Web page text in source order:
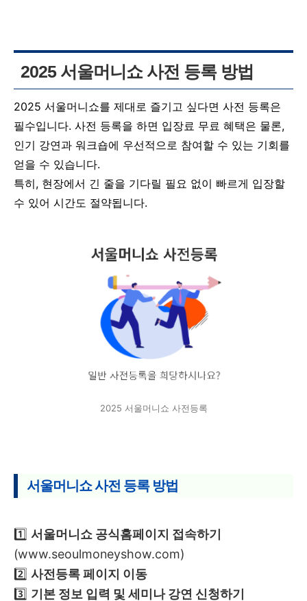
2025 서울머니쇼 사전 등록 방법
2025 서울머니쇼를 제대로 즐기고 싶다면 사전 등록은
필수입니다. 사전 등록을 하면 입장료 무료 혜택은 물론,
인기 강연과 워크숍에 우선적으로 참여할 수 있는 기회를
얻을 수 있습니다.
특히, 현장에서 긴 줄을 기다릴 필요 없이 빠르게 입장할
수 있어 시간도 절약됩니다.
2025 서울머니쇼 사전등록
서울머니쇼 사전 등록 방법
1️⃣ 서울머니쇼 공식홈페이지 접속하기
(www.seoulmoneyshow.com)
2️⃣ 사전등록 페이지 이동
3️⃣ 기본 정보 입력 및 세미나 강연 신청하기